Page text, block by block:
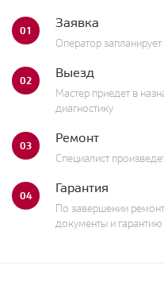
01 Заявка
Оператор
02 Выезд
Мастер приедет в
диагностику
03 Ремонт
Специалист
04 Гарантия
По завершении
документы и гарантию